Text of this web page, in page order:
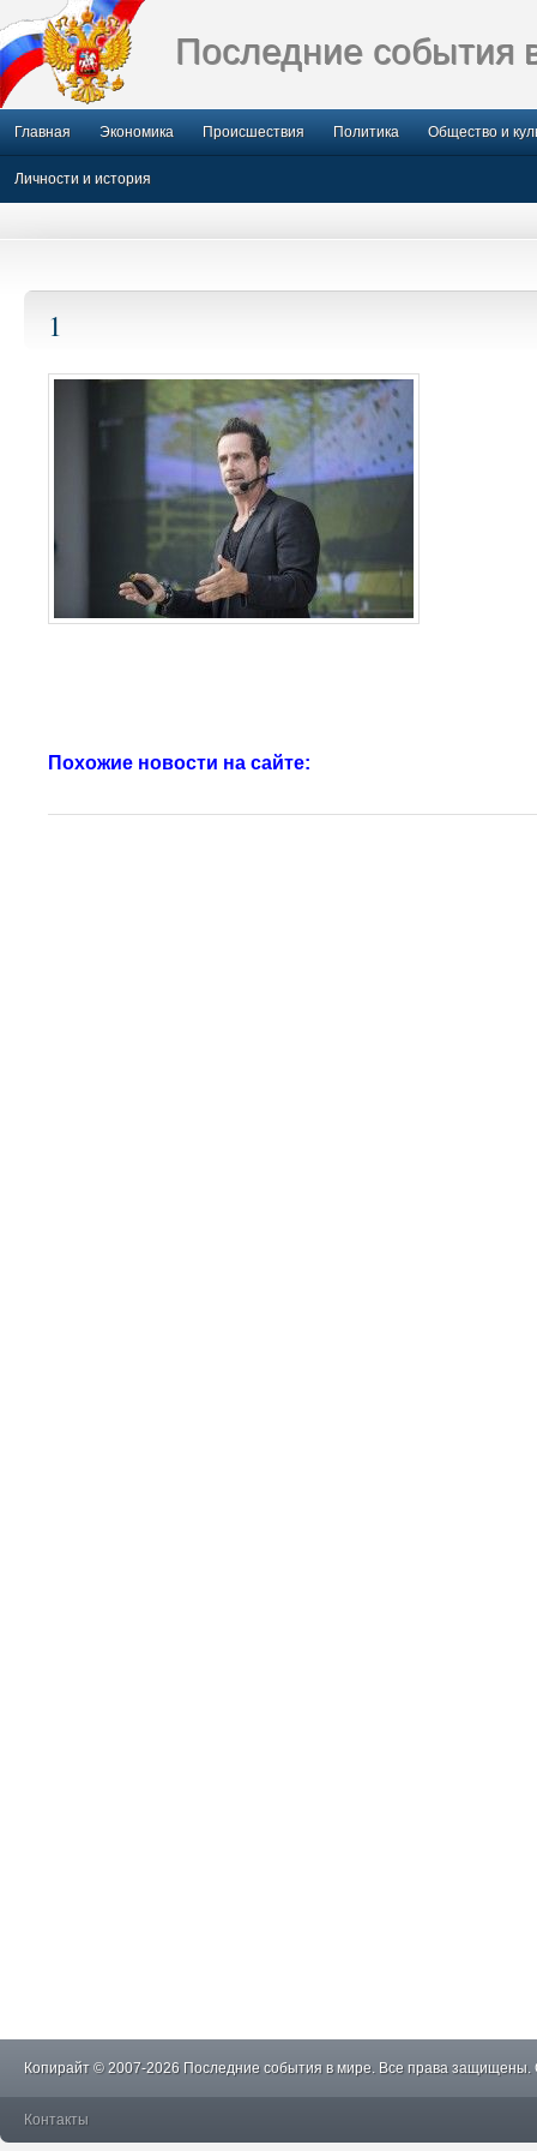
Последние события
Главная Экономика Происшествия Политика Общество и
Личности и история
1
Похожие новости на сайте:
Копирайт © 2007-2026 Последние события в мире. Все права защищены.
Контакты